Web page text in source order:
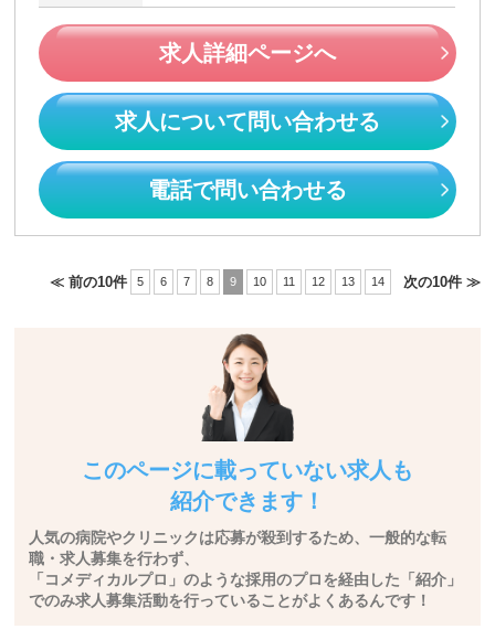
求人詳細ページへ
求人について問い合わせる
電話で問い合わせる
≪ 前の10件 5 6 7 8 9 10 11 12 13 14 次の10件 ≫
このページに載っていない求人も
紹介できます！
人気の病院やクリニックは応募が殺到するため、一般的な転
職・求人募集を行わず、
「コメディカルプロ」のような採用のプロを経由した「紹介」
でのみ求人募集活動を行っていることがよくあるんです！